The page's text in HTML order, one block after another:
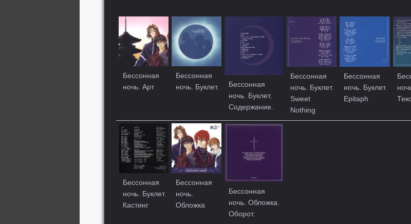
Бессонная
ночь. Арт
Бессонная
ночь. Буклет.
Бессонная
ночь. Буклет.
Содержание.
Бессонная
ночь. Буклет.
Sweet
Nothing
Бессонная
ночь. Буклет.
Epitaph
Бессонная
ночь. Буклет.
Кастинг
Бессонная
ночь.
Обложка
Бессонная
ночь. Обложка.
Оборот.